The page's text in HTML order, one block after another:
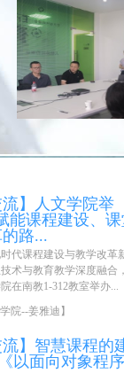
流】人文学院举
能课程建设、课
路...
代课程建设与教学改革
术与教育教学深度融合
在南教1-312教室举办...
院--姜雅迪】
流】智慧课程的
以面向对象程